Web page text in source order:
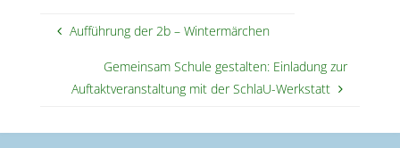
Aufführung der 2b – Wintermärchen
Gemeinsam Schule gestalten: Einladung zur
Auftaktveranstaltung mit der SchlaU-Werkstatt